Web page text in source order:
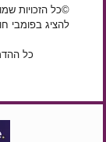
©כל הזכויות
להציג
כל